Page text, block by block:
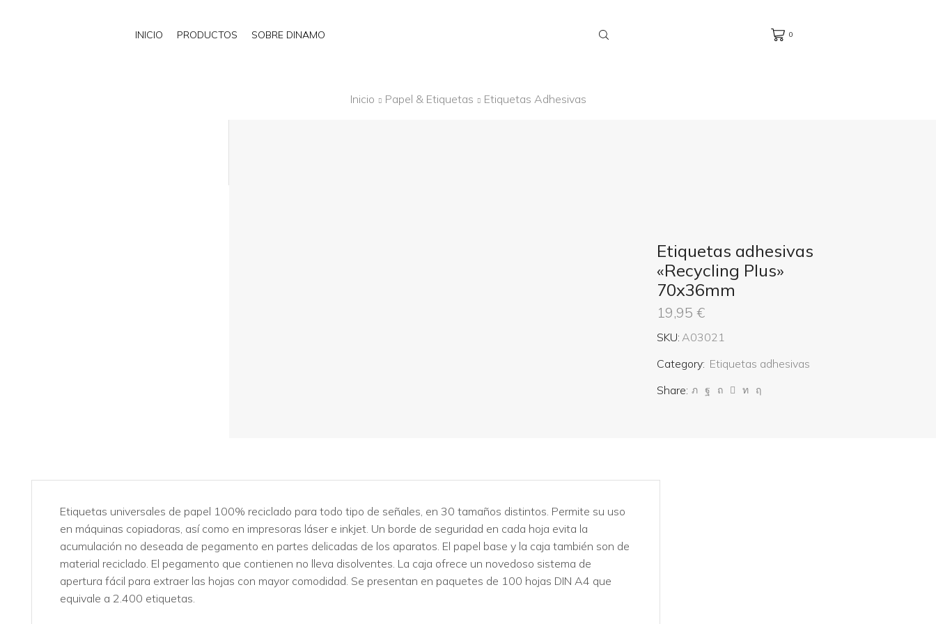
INICIO PRODUCTOS SOBRE DINAMO 0
Inicio Papel & Etiquetas Etiquetas Adhesivas
Etiquetas adhesivas
«Recycling Plus»
70x36mm
19,95 €
SKU: A03021
Category: Etiquetas adhesivas
Share:
Etiquetas universales de papel 100% reciclado para todo tipo de señales, en 30 tamaños distintos. Permite su uso
en máquinas copiadoras, así como en impresoras láser e inkjet. Un borde de seguridad en cada hoja evita la
acumulación no deseada de pegamento en partes delicadas de los aparatos. El papel base y la caja también son de
material reciclado. El pegamento que contienen no lleva disolventes. La caja ofrece un novedoso sistema de
apertura fácil para extraer las hojas con mayor comodidad. Se presentan en paquetes de 100 hojas DIN A4 que
equivale a 2.400 etiquetas.